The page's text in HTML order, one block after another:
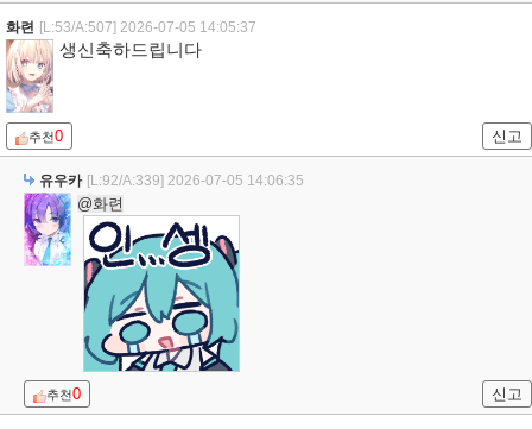
화련 [L:53/A:507] 2026-07-05 14:05:37
생신축하드립니다
추천0 신고
유우카 [L:92/A:339] 2026-07-05 14:06:35
@화련
추천0 신고